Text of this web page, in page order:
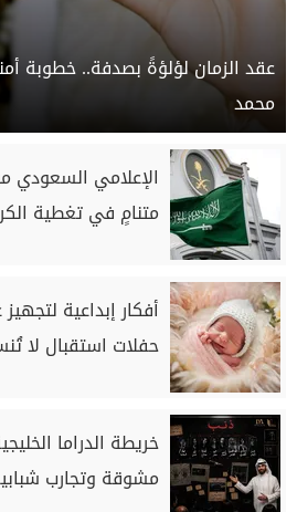
عقد الزمان لؤلؤةً بصدفة.. خطوبة
محمد
الإعلامي السعودي
متنامٍ في تغطية
أفكار إبداعية
حفلات استقبال لا
خريطة الدراما
مشوقة وتجارب